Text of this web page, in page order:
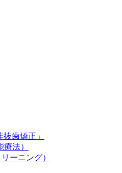
歯矯正」
法）
ーニング）